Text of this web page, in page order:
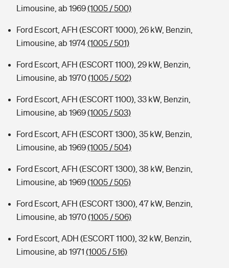
Limousine, ab 1969(1005 / 500)
Ford Escort, AFH (ESCORT 1000), 26 kW, Benzin,
Limousine, ab 1974(1005 / 501)
Ford Escort, AFH (ESCORT 1100), 29 kW, Benzin,
Limousine, ab 1970(1005 / 502)
Ford Escort, AFH (ESCORT 1100), 33 kW, Benzin,
Limousine, ab 1969(1005 / 503)
Ford Escort, AFH (ESCORT 1300), 35 kW, Benzin,
Limousine, ab 1969(1005 / 504)
Ford Escort, AFH (ESCORT 1300), 38 kW, Benzin,
Limousine, ab 1969(1005 / 505)
Ford Escort, AFH (ESCORT 1300), 47 kW, Benzin,
Limousine, ab 1970(1005 / 506)
Ford Escort, ADH (ESCORT 1100), 32 kW, Benzin,
Limousine, ab 1971 (1005 / 516)